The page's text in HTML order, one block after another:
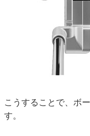
こうすることで、ボ
す。